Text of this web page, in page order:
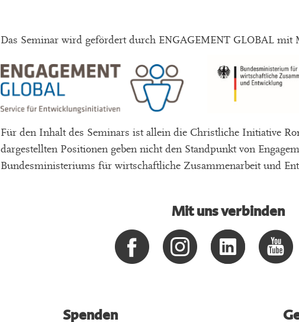
Das Seminar wird gefördert durch ENGAGEMENT GLOBAL mit
Für den Inhalt des Seminars ist allein die Christliche Initiative
dargestellten Positionen geben nicht den Standpunkt von
Bundesministeriums für wirtschaftliche Zusammenarbeit und
Mit uns verbinden
Spenden